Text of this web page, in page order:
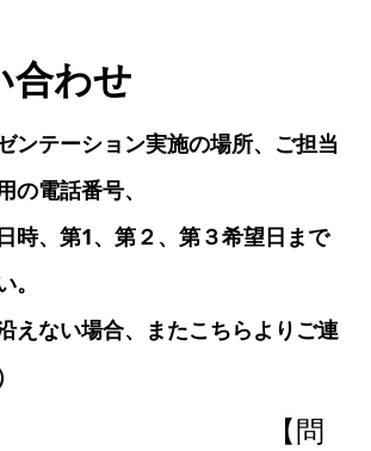
合わせ
ンテーション実施の場所、ご担当
の電話番号、
時、第1、第２、第３希望日まで
。
えない場合、またこちらよりご連
【問